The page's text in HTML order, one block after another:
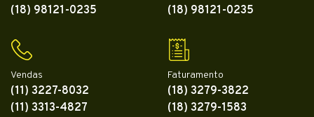
(18) 98121-0235 (18) 98121-0235
Vendas
(11) 3227-8032
(11) 3313-4827
Faturamento
(18) 3279-3822
(18) 3279-1583